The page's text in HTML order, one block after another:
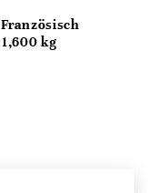
Französisch
1,600 kg